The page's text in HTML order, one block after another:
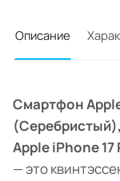
Описание
Смартфон
Apple iPhone 17
— это